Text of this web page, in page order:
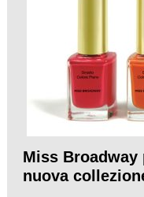
Miss Broadway
nuova